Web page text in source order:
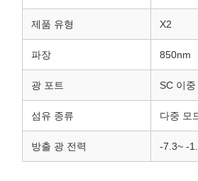
제품 유형 X2
파장 850nm
광 포트 SC 이중
섬유 종류 다중 모
방출 광 전력 -7.3~ -